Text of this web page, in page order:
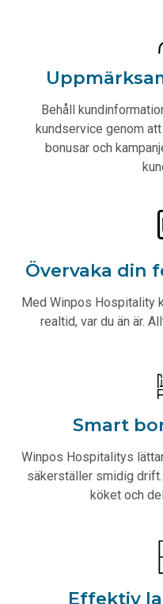
Behåll
kundservice genom
bonusar och
Övervaka din
Med Winpos Hospitality
realtid, var du än är.
Smart
Winpos Hospitalitys
säkerställer smidig
köket och
Effektiv